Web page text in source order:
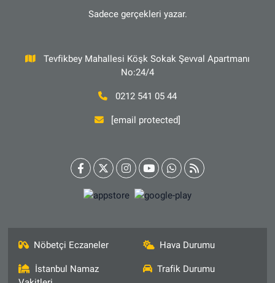
Sadece gerçekleri yazar.
Tevfikbey Mahallesi Köşk Sokak Şevval Apartmanı
No:24/4
0212 541 05 44
[email protected]
Nöbetçi Eczaneler Hava Durumu
İstanbul Namaz
Trafik Durumu